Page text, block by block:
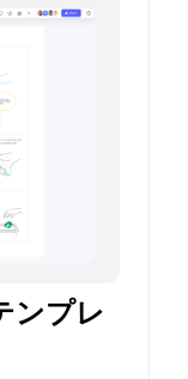
ンプレ